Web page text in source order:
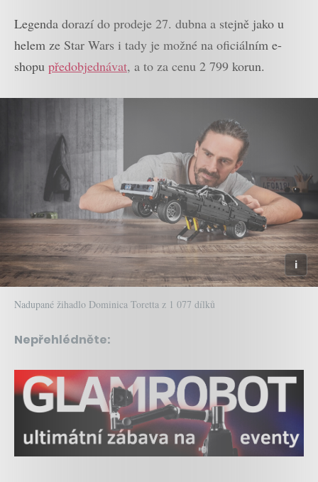
Legenda dorazí do prodeje 27. dubna a stejně jako u
helem ze Star Wars i tady je možné na oficiálním e-
shopu předobjednávat, a to za cenu 2 799 korun.
Nadupané žihadlo Dominica Toretta z 1 077 dílků
Nepřehlédněte: